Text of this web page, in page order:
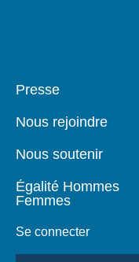
Pied
Presse
Nous rejoindre
Nous soutenir
Égalité Hommes
Femmes
Se connecter